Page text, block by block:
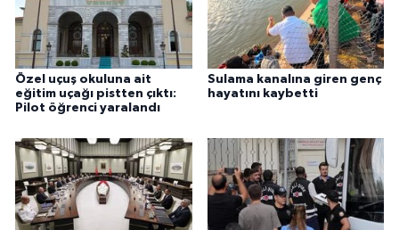
Özel uçuş okuluna ait
eğitim uçağı pistten çıktı:
Pilot öğrenci yaralandı
Sulama kanalına giren genç
hayatını kaybetti